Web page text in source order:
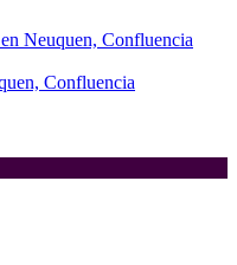
Confluencia